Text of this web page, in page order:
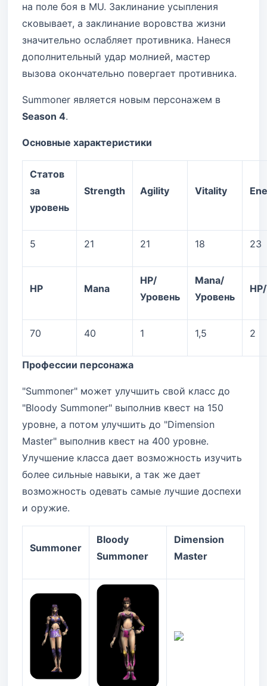
на поле боя в MU. Заклинание усыпления
сковывает, а заклинание воровства жизни
значительно ослабляет противника. Нанеся
дополнительный удар молнией, мастер
вызова окончательно повергает противника.
Summoner является новым персонажем в
Season 4.
Основные характеристики
Статов
за
уровень
Strength Agility Vitality
5 21 21 18 23
HP Mana
HP/
Уровень
Mana/
Уровень
70 40 1 1,5 2
Профессии персонажа
"Summoner" может улучшить свой класс до
"Bloody Summoner" выполнив квест на 150
уровне, а потом улучшить до "Dimension
Master" выполнив квест на 400 уровне.
Улучшение класса дает возможность изучить
более сильные навыки, а так же дает
возможность одевать самые лучшие доспехи
и оружие.
Summoner
Bloody
Summoner
Dimension
Master